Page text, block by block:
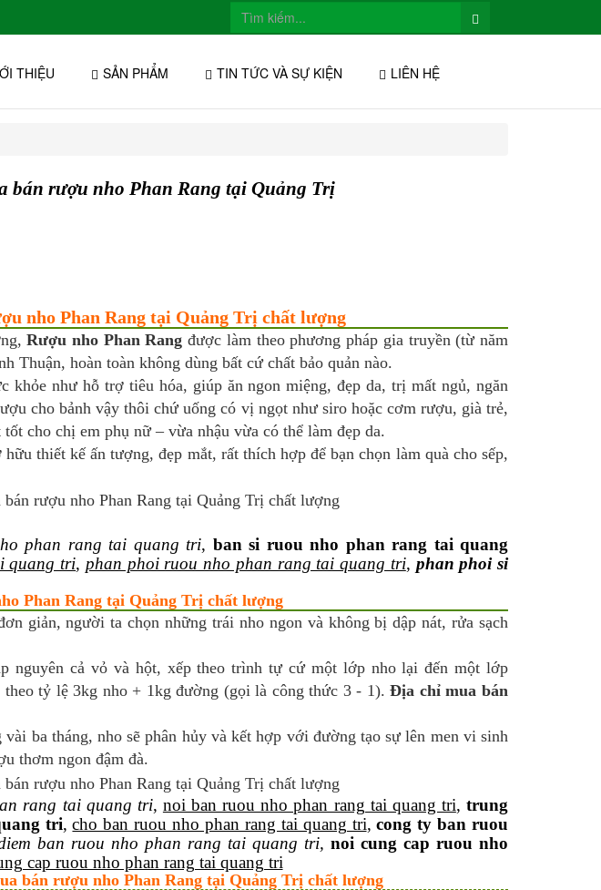
THIỆU SẢN PHẨM TIN TỨC VÀ SỰ KIỆN LIÊN HỆ
bán rượu nho Phan Rang tại Quảng Trị
nho Phan Rang tại Quảng Trị chất lượng
Rượu nho Phan Rang được làm theo phương pháp gia truyền (từ năm
Thuận, hoàn toàn không dùng bất cứ chất bảo quản nào.
khỏe như hỗ trợ tiêu hóa, giúp ăn ngon miệng, đẹp da, trị mất ngủ, ngăn
cho bảnh vậy thôi chứ uống có vị ngọt như siro hoặc cơm rượu, già trẻ,
cho chị em phụ nữ – vừa nhậu vừa có thể làm đẹp da.
hữu thiết kế ấn tượng, đẹp mắt, rất thích hợp để bạn chọn làm quà cho sếp,
phan rang tai quang tri, ban si ruou nho phan rang tai quang
quang tri, phan phoi ruou nho phan rang tai quang tri, phan phoi si
Phan Rang tại Quảng Trị chất lượng
giản, người ta chọn những trái nho ngon và không bị dập nát, rửa sạch
nguyên cả vỏ và hột, xếp theo trình tự cứ một lớp nho lại đến một lớp
theo tỷ lệ 3kg nho + 1kg đường (gọi là công thức 3 - 1).Địa chỉ mua bán
ba tháng, nho sẽ phân hủy và kết hợp với đường tạo sự lên men vi sinh
thơm ngon đậm đà.
rang tai quang tri, noi ban ruou nho phan rang tai quang tri, trung
tri,cho ban ruou nho phan rang tai quang tri,cong ty ban ruou
ban ruou nho phan rang tai quang tri, noi cung cap ruou nho
cap ruou nho phan rang tai quang tri
bán rượu nho Phan Rang tại Quảng Trị chất lượng